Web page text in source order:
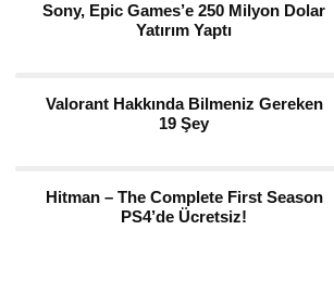
Sony, Epic Games’e 250 Milyon Dolar
Yatırım Yaptı
Valorant Hakkında Bilmeniz Gereken
19 Şey
Hitman – The Complete First Season
PS4’de Ücretsiz!